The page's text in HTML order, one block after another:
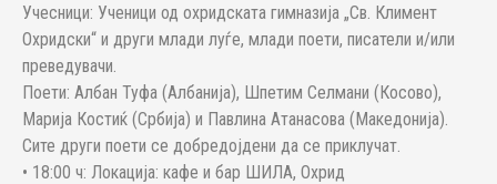
Учесници: Ученици од охридската гимназија „Св. Климент
Охридски“ и други млади луѓе, млади поети, писатели и/или
преведувачи.
Поети: Албан Туфа (Албанија), Шпетим Селмани (Косово),
Марија Костиќ (Србија) и Павлина Атанасова (Македонија).
Сите други поети се добредојдени да се приклучат.
• 18:00 ч: Локација: кафе и бар ШИЛА, Охрид